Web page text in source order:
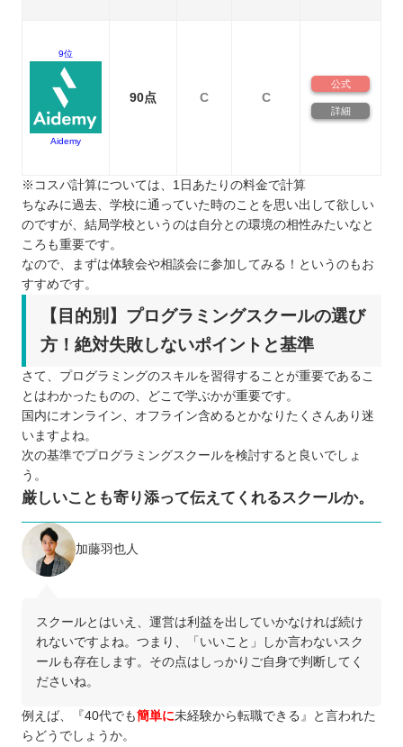
9位
Aidemy
90点 C C
公式
詳細
※コスパ計算については、1日あたりの料金で計算
ちなみに過去、学校に通っていた時のことを思い出して欲しい
のですが、結局学校というのは自分との環境の相性みたいなと
ころも重要です。
なので、まずは体験会や相談会に参加してみる！というのもお
すすめです。
【目的別】プログラミングスクールの選び
方！絶対失敗しないポイントと基準
さて、プログラミングのスキルを習得することが重要であるこ
とはわかったものの、どこで学ぶかが重要です。
国内にオンライン、オフライン含めるとかなりたくさんあり迷
いますよね。
次の基準でプログラミングスクールを検討すると良いでしょ
う。
厳しいことも寄り添って伝えてくれるスクールか。
加藤羽也人
スクールとはいえ、運営は利益を出していかなければ続け
れないですよね。つまり、「いいこと」しか言わないスク
ールも存在します。その点はしっかりご自身で判断してく
ださいね。
例えば、『40代でも簡単に未経験から転職できる』と言われた
らどうでしょうか。